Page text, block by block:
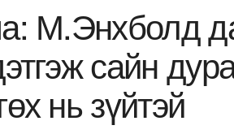
М.Энхболд
сайн
нь зүйтэй